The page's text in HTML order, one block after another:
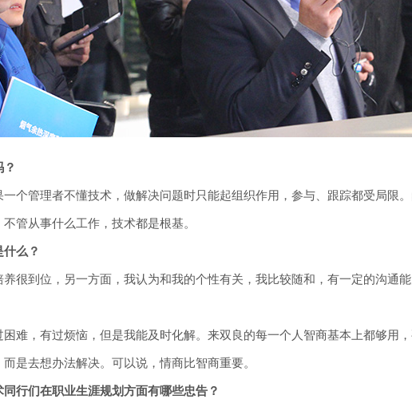
个管理者不懂技术，做解决问题时只能起组织作用，参与、跟踪都受局限
管从事什么工作，技术都是根基。
么？
很到位，另一方面，我认为和我的个性有关，我比较随和，有一定的沟通能
难，有过烦恼，但是我能及时化解。来双良的每一个人智商基本上都够用
是去想办法解决。可以说，情商比智商重要。
行们在职业生涯规划方面有哪些忠告？